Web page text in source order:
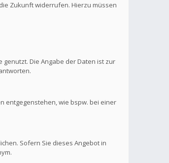
Zukunft widerrufen. Hierzu müssen
Die Angabe der Daten ist zur
entgegenstehen, wie bspw. bei einer
Sofern Sie dieses Angebot in